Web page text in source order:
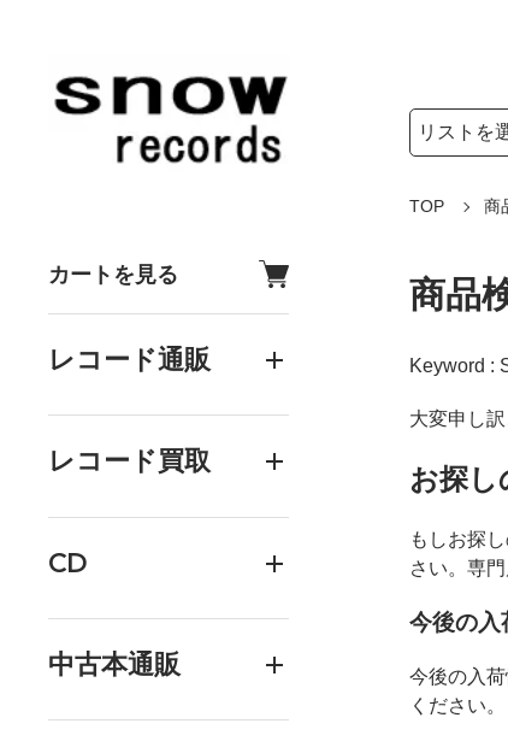
カートを見る
レコード通販
レコード買取
CD
中古本通販
検索リストの
TOP 商
商品
Keyword :
大変申し
お探し
もしお探
さい。専
今後の入
今後の入荷
ください。